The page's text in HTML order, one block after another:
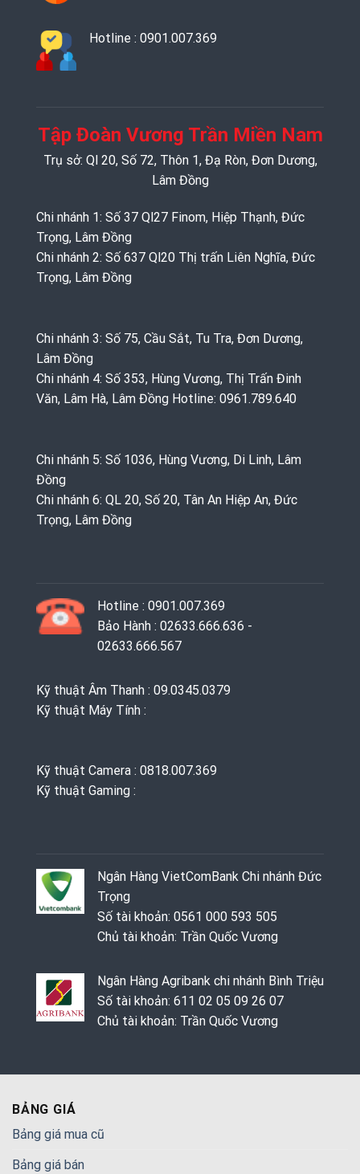
Hotline : 0901.007.369
Tập Đoàn Vương Trần Miền Nam
Trụ sở: Ql 20, Số 72, Thôn 1, Đạ Ròn, Đơn Dương,
Lâm Đồng
Chi nhánh 1: Số 37 Ql27 Finom, Hiệp Thạnh, Đức
Trọng, Lâm Đồng
Chi nhánh 2: Số 637 Ql20 Thị trấn Liên Nghĩa, Đức
Trọng, Lâm Đồng
Chi nhánh 3: Số 75, Cầu Sắt, Tu Tra, Đơn Dương,
Lâm Đồng
Chi nhánh 4: Số 353, Hùng Vương, Thị Trấn Đinh
Văn, Lâm Hà, Lâm Đồng Hotline: 0961.789.640
Chi nhánh 5: Số 1036, Hùng Vương, Di Linh, Lâm
Đồng
Chi nhánh 6: QL 20, Số 20, Tân An Hiệp An, Đức
Trọng, Lâm Đồng
Hotline : 0901.007.369
Bảo Hành : 02633.666.636 -
02633.666.567
Kỹ thuật Âm Thanh : 09.0345.0379
Kỹ thuật Máy Tính :
Kỹ thuật Camera : 0818.007.369
Kỹ thuật Gaming ‭: ‬
Ngân Hàng VietComBank Chi nhánh Đức
Trọng
Số tài khoản: 0561 000 593 505
Chủ tài khoản: Trần Quốc Vương
Ngân Hàng Agribank chi nhánh Bình Triệu
Số tài khoản: 611 02 05 09 26 07
Chủ tài khoản: Trần Quốc Vương
BẢNG GIÁ
Bảng giá mua cũ
Bảng giá bán